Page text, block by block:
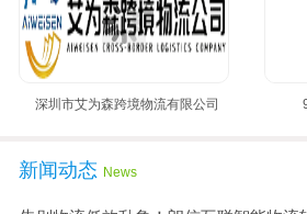
深圳市艾为森跨境物流有限公司
新闻动态 News